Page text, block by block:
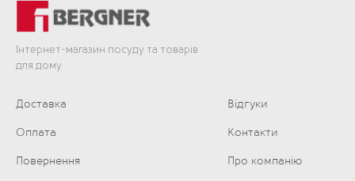
Інтернет-магазин посуду та товарів
для дому
Доставка Відгуки
Оплата Контакти
Повернення Про компанію